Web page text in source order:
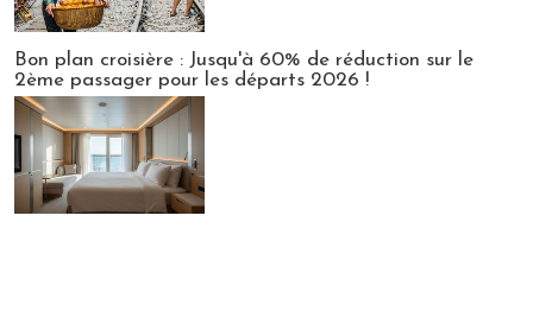
Bon plan croisière : Jusqu'à 60% de réduction sur le
2ème passager pour les départs 2026 !